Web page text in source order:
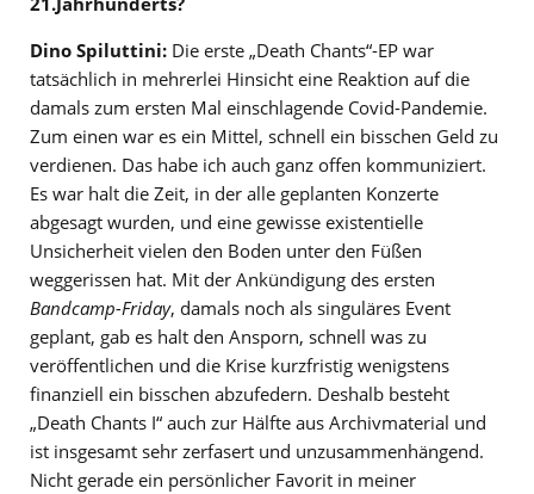
Dino Spiluttini: Die erste „Death Chants“-EP war
tatsächlich in mehrerlei Hinsicht eine Reaktion auf die
damals zum ersten Mal einschlagende Covid-Pandemie.
Zum einen war es ein Mittel, schnell ein bisschen Geld zu
verdienen. Das habe ich auch ganz offen kommuniziert.
Es war halt die Zeit, in der alle geplanten Konzerte
abgesagt wurden, und eine gewisse existentielle
Unsicherheit vielen den Boden unter den Füßen
weggerissen hat. Mit der Ankündigung des ersten
Bandcamp-Friday, damals noch als singuläres Event
geplant, gab es halt den Ansporn, schnell was zu
veröffentlichen und die Krise kurzfristig wenigstens
finanziell ein bisschen abzufedern. Deshalb besteht
„Death Chants I“ auch zur Hälfte aus Archivmaterial und
ist insgesamt sehr zerfasert und unzusammenhängend.
Nicht gerade ein persönlicher Favorit in meiner